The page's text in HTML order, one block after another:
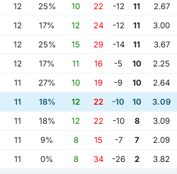
12 25% 10 22 -12 11
2.67
12 17% 12 24 -12 11
3.00
12 25% 15 29 -14 11
3.67
12 17% 11 16 -5 10
2.25
11 27% 10 19 -9 10
2.64
11 18% 12 22 -10 10
3.09
11 18% 12 22 -10 8
3.09
11 9% 8 15 -7 7
2.09
11 0% 8 34 -26 2 3.82